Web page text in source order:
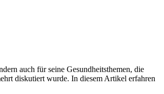
auch für seine Gesundheitsthemen, die
diskutiert wurde. In diesem Artikel erfahren